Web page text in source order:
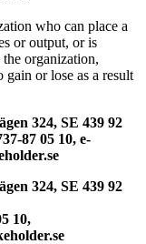
who can place a
or output, or is
organization,
gain or lose as a result
324, SE 439 92
87 05 10, e-
324, SE 439 92
10,